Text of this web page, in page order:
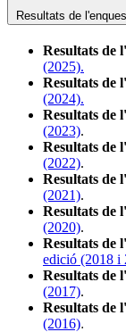
Resultats de
Resultats de
(2025).
Resultats de
(2024).
Resultats de
(2023).
Resultats de
(2022).
Resultats de
(2021).
Resultats de
(2020).
Resultats de
edició (2018 i
Resultats de
(2017).
Resultats de
(2016).